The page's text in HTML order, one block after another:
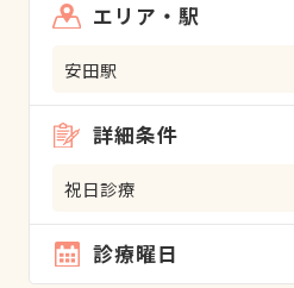
エリア・駅
安田駅
詳細条件
祝日診療
診療曜日